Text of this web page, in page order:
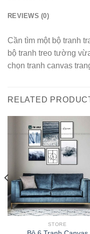
REVIEWS (0)
Cần tìm một bộ tranh
bộ tranh treo tường
chọn tranh canvas
RELATED
STORE